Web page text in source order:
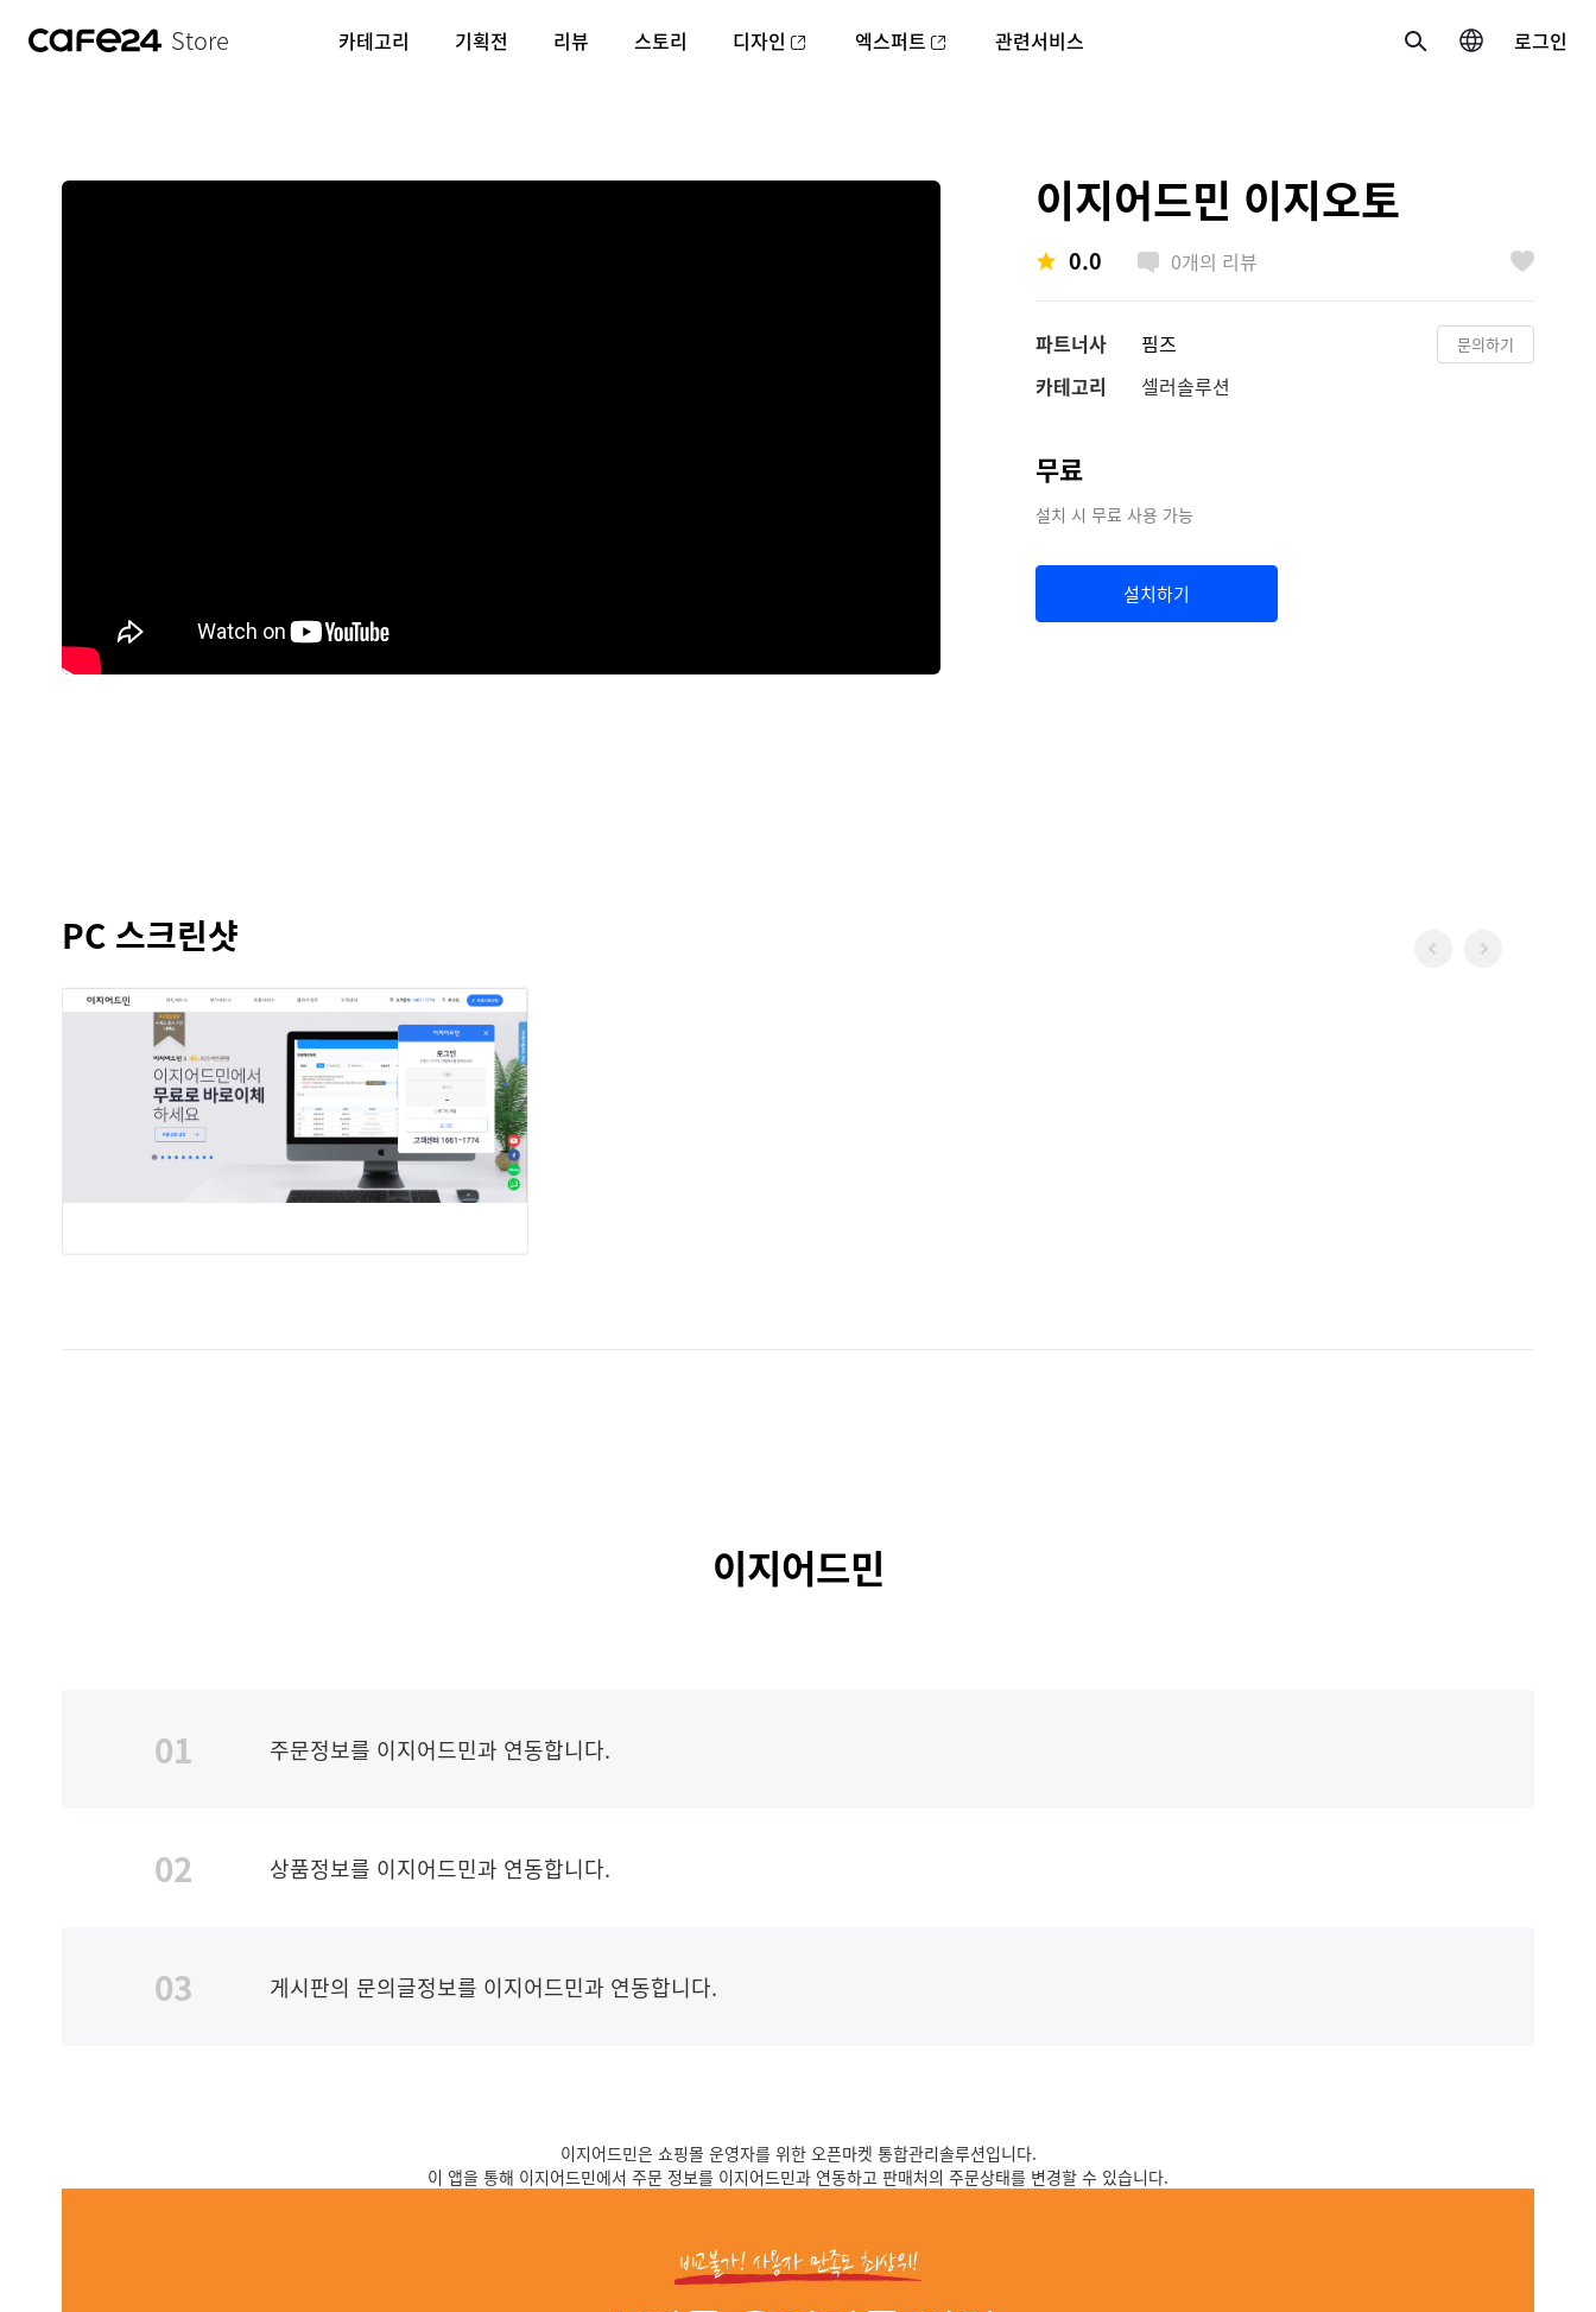
Store 로그인
한국 / 한국어
카테고리 기획전 리뷰 스토리 디자인 엑스퍼트 관련서비스
이지어드민 이지오토
0.0 0개의 리뷰
파트너사 핌즈 문의하기
카테고리 셀러솔루션
무료
설치 시 무료 사용 가능
설치하기
PC 스크린샷
이지어드민
01 주문정보를 이지어드민과 연동합니다.
02 상품정보를 이지어드민과 연동합니다.
03 게시판의 문의글정보를 이지어드민과 연동합니다.
이지어드민은 쇼핑몰 운영자를 위한 오픈마켓 통합관리솔루션입니다.
이 앱을 통해 이지어드민에서 주문 정보를 이지어드민과 연동하고 판매처의 주문상태를 변경할 수 있습니다.